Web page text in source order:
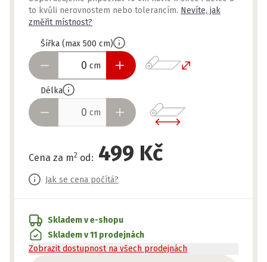
to kvůli nerovnostem nebo tolerancím. Nevíte, jak
změřit místnost?
Šířka (max 500 cm)
cm
Délka
cm
Cena za m2 od: 499 Kč
Jak se cena počítá?
Skladem v e-shopu
Skladem v 11 prodejnách
Zobrazit dostupnost na všech prodejnách